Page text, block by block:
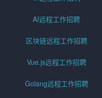
AI远程工作招聘
区块链远程工作招聘
Vue.js远程工作招聘
Golang远程工作招聘